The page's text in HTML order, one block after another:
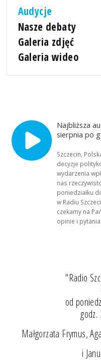
Audycje
Nasze debaty
Galeria zdjęć
Galeria wideo
Najbliższa
sierpnia po
Szczecin,
decyzje
wydarzenia
nas
poniedziałku
w Radiu
czekamy na
opinie i pytania.
"Radio
od
Małgorzata Frymus,
i